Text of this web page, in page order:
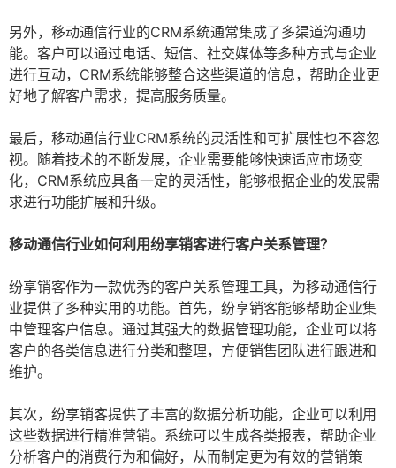
另外，移动通信行业的CRM系统通常集成了多渠道沟通功
能。客户可以通过电话、短信、社交媒体等多种方式与企业
进行互动，CRM系统能够整合这些渠道的信息，帮助企业更
好地了解客户需求，提高服务质量。
最后，移动通信行业CRM系统的灵活性和可扩展性也不容忽
视。随着技术的不断发展，企业需要能够快速适应市场变
化，CRM系统应具备一定的灵活性，能够根据企业的发展需
求进行功能扩展和升级。
移动通信行业如何利用纷享销客进行客户关系管理？
纷享销客作为一款优秀的客户关系管理工具，为移动通信行
业提供了多种实用的功能。首先，纷享销客能够帮助企业集
中管理客户信息。通过其强大的数据管理功能，企业可以将
客户的各类信息进行分类和整理，方便销售团队进行跟进和
维护。
其次，纷享销客提供了丰富的数据分析功能，企业可以利用
这些数据进行精准营销。系统可以生成各类报表，帮助企业
分析客户的消费行为和偏好，从而制定更为有效的营销策